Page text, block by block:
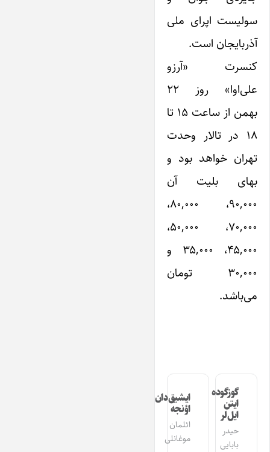
سولیست اپرای ملی
آذربایجان است.
کنسرت «آرزو
علی‌اوا» روز ۲۲
بهمن از ساعت ۱۵ تا
۱۸ در تالار وحدت
تهران خواهد بود و
بهای بلیت آن
۹۰,۰۰۰، ۸۰,۰۰۰،
۷۰,۰۰۰، ۵۰,۰۰۰،
۴۵,۰۰۰، ۳۵,۰۰۰ و
۳۰,۰۰۰ تومان
می‌باشد.
گوزگوده
ایتن
ایل‌لر
حیدر
بابایی
ایشیق‌دان
اؤنجه
ائلمان
موغانلی